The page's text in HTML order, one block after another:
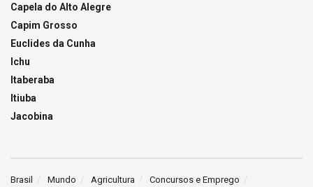
Capela do Alto Alegre
Capim Grosso
Euclides da Cunha
Ichu
Itaberaba
Itiuba
Jacobina
Brasil Mundo Agricultura Concursos e Emprego